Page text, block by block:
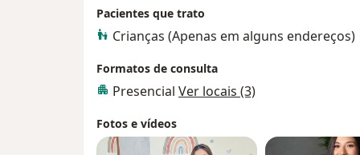
Pacientes que trato
Crianças (Apenas em alguns endereços)
Formatos de consulta
Presencial Ver locais (3)
Fotos e vídeos